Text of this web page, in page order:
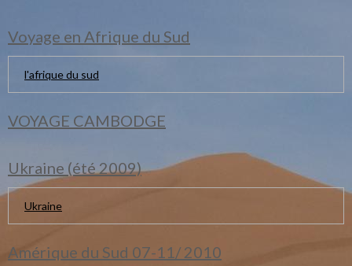
Voyage en Afrique du Sud
l'afrique du sud
VOYAGE CAMBODGE
Ukraine (été 2009)
Ukraine
Amérique du Sud 07-11/ 2010